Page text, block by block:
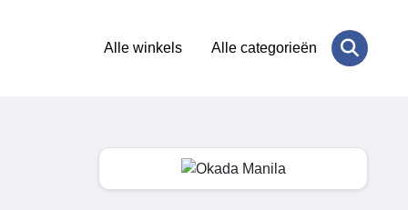
Alle winkels Alle categorieën